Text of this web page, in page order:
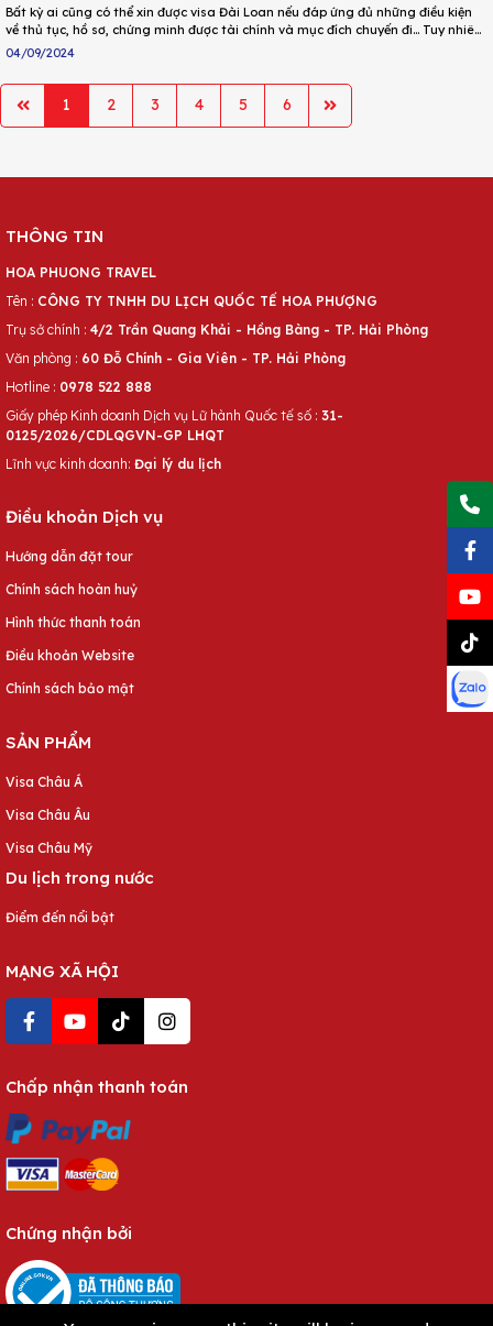
Bất kỳ ai cũng có thể xin được visa Đài Loan nếu đáp ứng đủ những điều kiện
về thủ tục, hồ sơ, chứng minh được tài chính và mục đích chuyến đi… Tuy nhiên,
có rất nhiều người băn khoăn rằng đối với đối tượng sinh viên, nếu chưa đi làm
thì có xin visa Đài Loan được hay không? Thủ tục làm visa Đài Loan cho sinh
viên như thế nào? Cùng theo dõi bài viết để có thêm thông tin bạn nhé!
04/09/2024
1 2 3 4 5 6
THÔNG TIN
HOA PHUONG TRAVEL
Tên : CÔNG TY TNHH DU LỊCH QUỐC TẾ HOA PHƯỢNG
Trụ sở chính : 4/2 Trần Quang Khải - Hồng Bàng - TP. Hải Phòng
Văn phòng : 60 Đỗ Chính - Gia Viên - TP. Hải Phòng
Hotline : 0978 522 888
Giấy phép Kinh doanh Dịch vụ Lữ hành Quốc tế số : 31-
0125/2026/CDLQGVN-GP LHQT
Lĩnh vực kinh doanh: Đại lý du lịch
Điều khoản Dịch vụ
Hướng dẫn đặt tour
Chính sách hoàn huỷ
Hình thức thanh toán
Điều khoản Website
Chính sách bảo mật
SẢN PHẨM
Visa Châu Á
Visa Châu Âu
Visa Châu Mỹ
Du lịch trong nước
Điểm đến nổi bật
MẠNG XÃ HỘI
Chấp nhận thanh toán
Chứng nhận bởi